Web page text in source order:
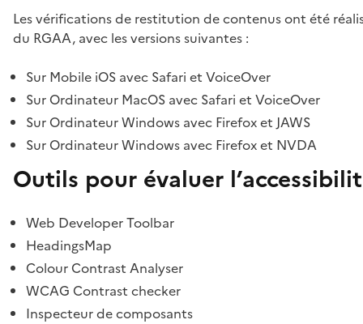
Les vérifications de restitution de contenus ont été
du RGAA, avec les versions suivantes :
Sur Mobile iOS avec Safari et VoiceOver
Sur Ordinateur MacOS avec Safari et VoiceOver
Sur Ordinateur Windows avec Firefox et JAWS
Sur Ordinateur Windows avec Firefox et NVDA
Outils pour évaluer
Web Developer Toolbar
HeadingsMap
Colour Contrast Analyser
WCAG Contrast checker
Inspecteur de composants